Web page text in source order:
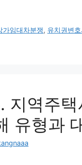
가임대차분쟁, 유치권변
지역주
유형과